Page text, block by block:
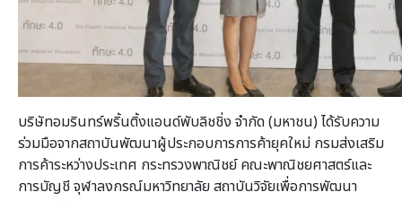
บริษัทอมรินทร์พริ้นติ้งแอนด์พับลิชชิ่ง จำกัด (มหาชน) ได้รับความ
ร่วมมือจากสถาบันพัฒนาผู้ประกอบการการค้ายุคใหม่ กรมส่งเสริม
การค้าระหว่างประเทศ กระทรวงพาณิชย์ คณะพาณิชยศาสตร์และ
การบัญชี จุฬาลงกรณ์มหาวิทยาลัย สถาบันวิจัยเพื่อการพัฒนา